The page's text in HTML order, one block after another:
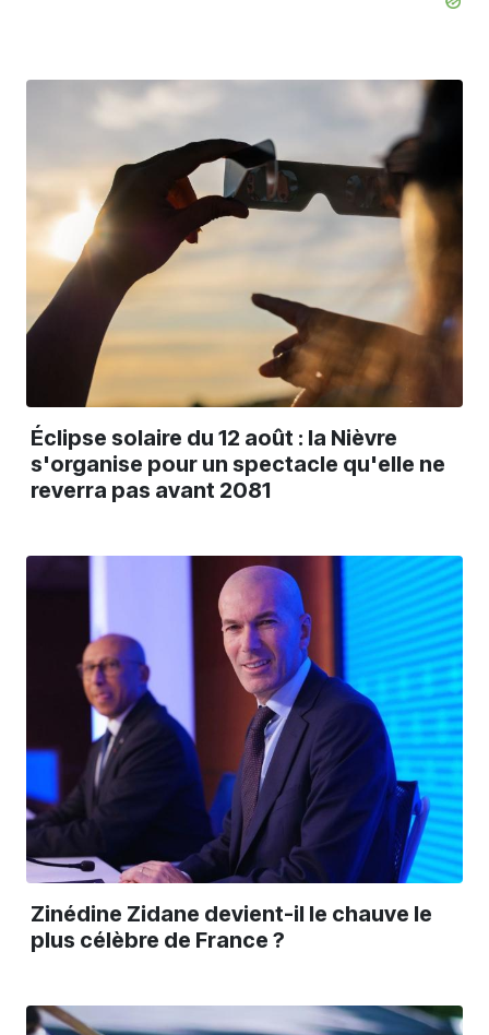
Éclipse solaire du 12 août : la Nièvre
s'organise pour un spectacle qu'elle ne
reverra pas avant 2081
Zinédine Zidane devient-il le chauve le
plus célèbre de France ?